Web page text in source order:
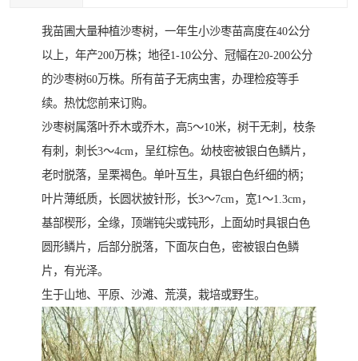
我苗圃大量种植沙枣树，一年生小沙枣苗高度在40公分
以上，年产200万株；地径1-10公分、冠幅在20-200公分
的沙枣树60万株。所有苗子无病虫害，办理检疫等手
续。热忱您前来订购。
沙枣树属落叶乔木或乔木，高5～10米，树干无刺，枝条
有刺，刺长3～4cm，呈红棕色。幼枝密被银白色鳞片，
老时脱落，呈栗褐色。单叶互生，具银白色纤细的柄；
叶片薄纸质，长圆状披针形，长3～7cm，宽1～1.3cm，
基部楔形，全缘，顶端钝尖或钝形，上面幼时具银白色
圆形鳞片，后部分脱落，下面灰白色，密被银白色鳞
片，有光泽。
生于山地、平原、沙滩、荒漠，栽培或野生。